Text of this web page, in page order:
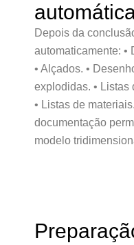
Depois da
automaticamente: •
• Alçados. •
explodidas. • Listas
• Listas de
documentação
modelo